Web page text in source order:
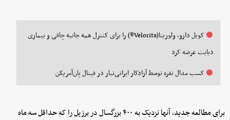
کوبل دارو، ولوریتا(Velorita®) را برای کنترل همه جانبه چاقی و بیماری
دیابت عرضه کرد
کسب مدال نقره توسط آزادکار ایرانی‌تبار در فینال پان‌آمریکن
برای مطالعه جدید، آنها نزدیک به ۴۰۰ بزرگسال در برزیل را که حداقل سه ماه